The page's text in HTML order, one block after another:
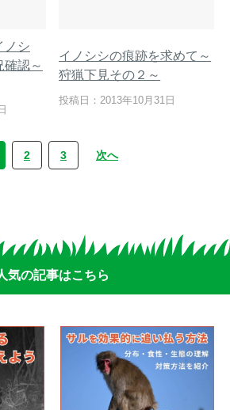
ノシ
確認～
イノシシの痕跡を求めて～
狩猟下見その２～
投稿日：2013年10月31日
2 3 次へ
気の記事はこちら